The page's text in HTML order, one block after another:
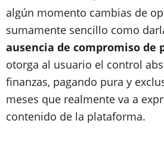
algún momento cambias de
sumamente sencillo como
ausencia de compromiso de
otorga al usuario el control
finanzas, pagando pura y
meses que realmente va a
contenido de la plataforma.